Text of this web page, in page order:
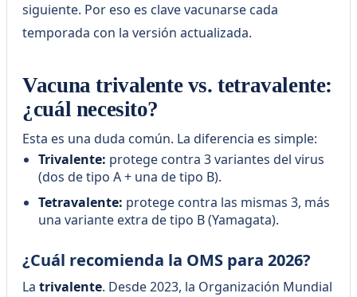
siguiente. Por eso es clave vacunarse cada
temporada con la versión actualizada.
Vacuna trivalente vs. tetravalente:
¿cuál necesito?
Esta es una duda común. La diferencia es simple:
Trivalente: protege contra 3 variantes del virus
(dos de tipo A + una de tipo B).
Tetravalente: protege contra las mismas 3, más
una variante extra de tipo B (Yamagata).
¿Cuál recomienda la OMS para 2026?
Latrivalente. Desde 2023, la Organización Mundial